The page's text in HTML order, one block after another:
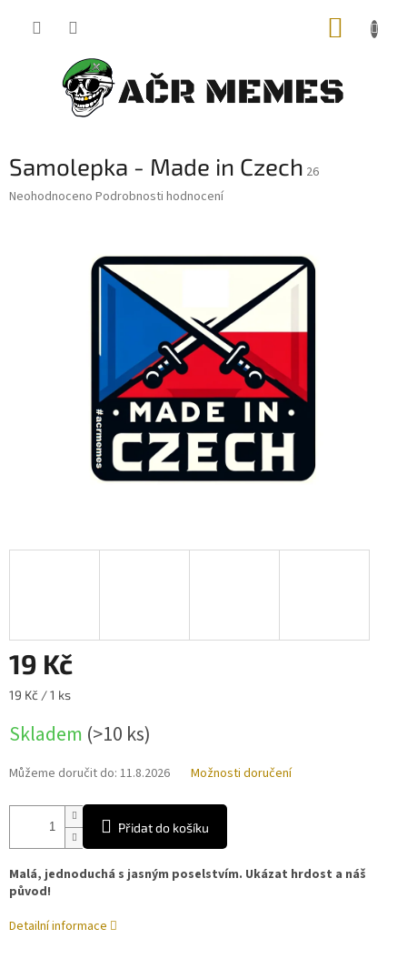
Samolepka - Made in Czech 26
Průměrné
Neohodnoceno Podrobnosti hodnocení
19 Kč
Měrná
19 Kč / 1 ks
Skladem (>10 ks)
Můžeme doručit do: 11.8.2026 Možnosti doručení
Přidat do košíku
Malá, jednoduchá s jasným poselstvím. Ukázat hrdost a náš
původ!
Detailní informace